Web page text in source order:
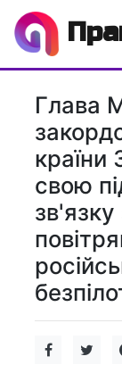
Глава
країни
свою